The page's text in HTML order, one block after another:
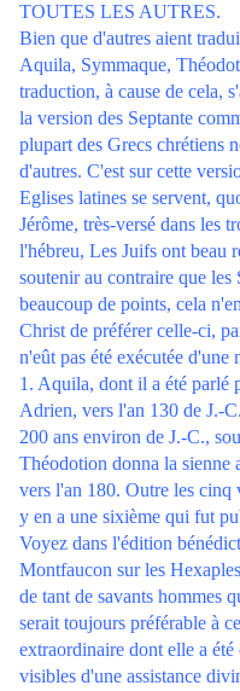
TOUTES LES AUTRES.
Bien que d'autres aient
Aquila, Symmaque,
traduction, à cause de cela,
la version des Septante
plupart des Grecs chrétiens
d'autres. C'est sur cette
Eglises latines se servent,
Jérôme, très-versé dans les
l'hébreu, Les Juifs ont beau
soutenir au contraire que les
beaucoup de points, cela
Christ de préférer celle-ci,
n'eût pas été exécutée
1. Aquila, dont il a été parlé
Adrien, vers l'an 130 de J.-
200 ans environ de J.-C.,
Théodotion donna la sienne
vers l'an 180. Outre les cinq
y en a une sixième qui fut
Voyez dans l'édition
Montfaucon sur les
de tant de savants hommes
serait toujours préférable à
extraordinaire dont elle a été
visibles d'une assistance